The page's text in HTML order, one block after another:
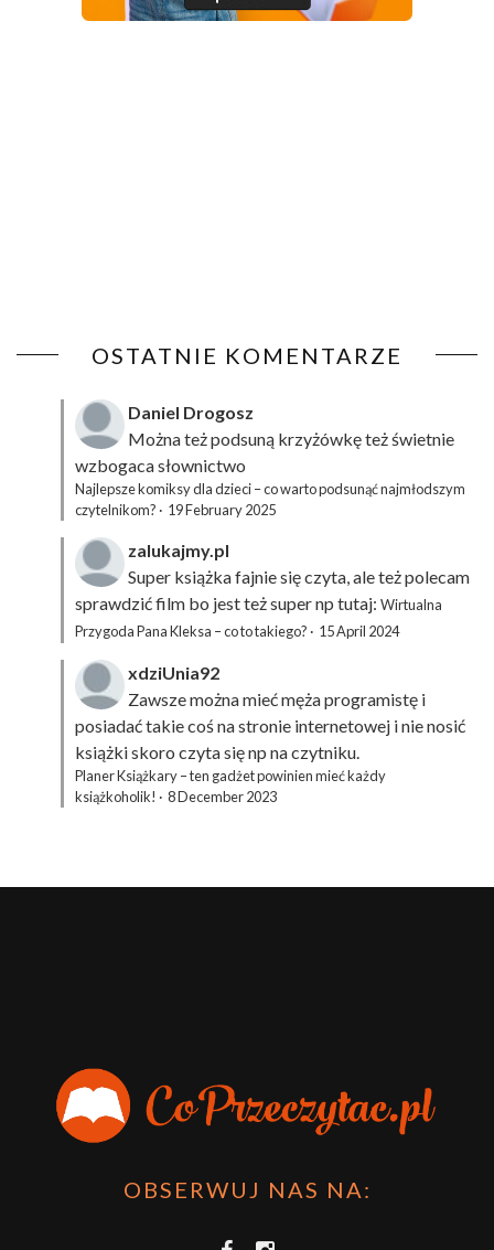
OSTATNIE KOMENTARZE
Daniel Drogosz
Można też podsuną krzyżówkęteż świetnie
wzbogaca słownictwo
Najlepsze komiksy dla dzieci – co warto podsunąć najmłodszym
czytelnikom? · 19 February 2025
zalukajmy.pl
Super książka fajnie się czyta, ale też polecam
sprawdzić film bo jest też super np tutaj: Wirtualna
Przygoda Pana Kleksa – co to takiego? · 15 April 2024
xdziUnia92
Zawsze można mieć męża programistę i
posiadać takie coś na stronie internetowej i nie nosić
książki skoro czyta się np na czytniku.
Planer Książkary – ten gadżet powinien mieć każdy
książkoholik! · 8 December 2023
OBSERWUJ NAS NA: